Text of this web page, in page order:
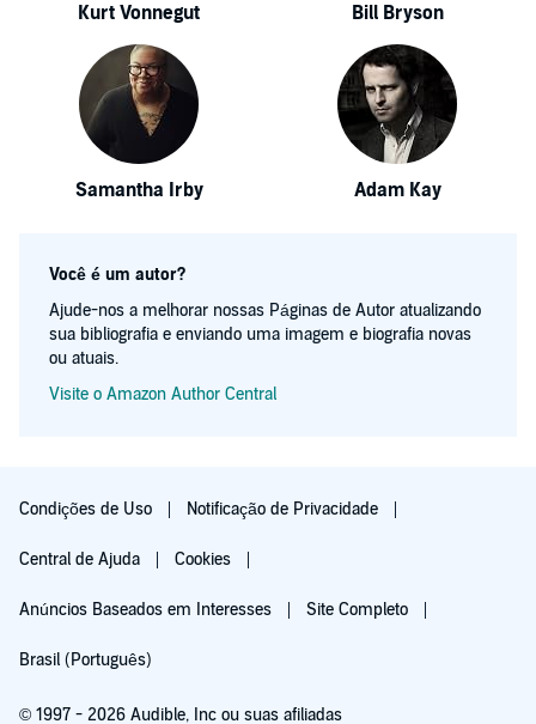
Kurt Vonnegut Bill Bryson
Samantha Irby Adam Kay
Você é um autor?
Ajude-nos a melhorar nossas Páginas de Autor atualizando
sua bibliografia e enviando uma imagem e biografia novas
ou atuais.
Visite o Amazon Author Central
Condições de Uso Notificação de Privacidade
Central de Ajuda Cookies
Anúncios Baseados em Interesses Site Completo
Brasil (Português)
© 1997 - 2026 Audible, Inc ou suas afiliadas